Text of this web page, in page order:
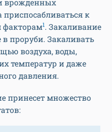
врожденных
приспосабливаться к
1. Закаливание
в проруби. Закаливать
воздуха, воды,
температур и даже
давления.
принесет множество